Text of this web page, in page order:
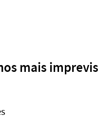
mais